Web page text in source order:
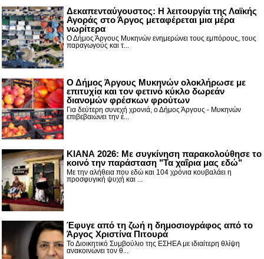
Δεκαπενταύγουστος: H λειτουργία της Λαϊκής
Αγοράς στο Άργος μεταφέρεται μια μέρα
νωρίτερα
Ο Δήμος Άργους Μυκηνών ενημερώνει τους εμπόρους, τους
παραγωγούς και τ...
Ο Δήμος Άργους Μυκηνών ολοκλήρωσε με
επιτυχία και τον φετινό κύκλο δωρεάν
διανομών φρέσκων φρούτων
Για δεύτερη συνεχή χρονιά, ο Δήμος Άργους - Μυκηνών
επιβεβαιώνει την έ...
ΚΙΑΝΑ 2026: Με συγκίνηση παρακολούθησε το
κοινό την παράσταση "Τα χαΐρια μας εδώ"
Με την αλήθεια που εδώ και 104 χρόνια κουβαλάει η
προσφυγική ψυχή και ...
Έφυγε από τη ζωή η δημοσιογράφος από το
Άργος Χριστίνα Πιτουρά
Το Διοικητικό Συμβούλιο της ΕΣΗΕΑ με ιδιαίτερη θλίψη
ανακοινώνει τον θ...